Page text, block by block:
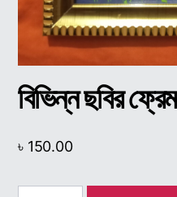
বিভিন্ন ছবির ফ্রেম
৳ 150.00